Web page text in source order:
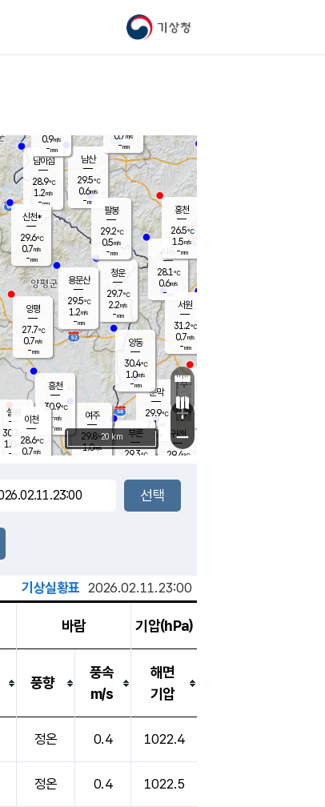
기상청
문막
29.9℃
2.1m/s
mm
남이섬
28.9℃
1.2m/s
-mm
부론
29.3℃
남산
29.5℃
0.6m/s
-mm
청운
29.7℃
2.2m/s
-mm
팔봉
29.2℃
0.5m/s
-mm
여주
29.8℃
1.0m/s
양동
30.4℃
1.0m/s
-mm
장호원
0.9m/s
-mm
신천*
29.6℃
0.7m/s
-mm
흥천
30.9℃
-m/s
-mm
설봉
30.3
1.0 m/s
- mm
시동
28.1℃
0.6m/s
- mm
귀래
29.4℃
서원
31.2℃
0.7m/s
-mm
용문산
29.5℃
1.2m/s
-mm
홍천
26.5℃
1.5m/s
-mm
이천
28.6℃
0.7m/s
양평
27.7℃
0.7m/s
-mm
0.7 m/s
-mm
+
−
20 km
기상실황표 2026.02.11.23:00
바람 기압(hPa)
풍향
풍속
m/s
해면
기압
정온 0.4 1022.4
정온 0.4 1022.5